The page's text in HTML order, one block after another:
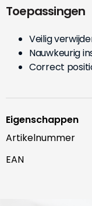
Toepassingen
Veilig
Nauwkeurig
Correct
Eigenschappen
Artikelnummer
EAN